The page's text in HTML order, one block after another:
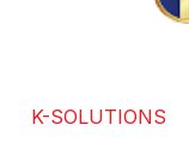
K-SOLUTIONS